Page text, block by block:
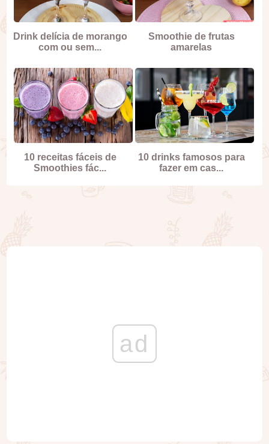
Drink delícia de morango
com ou sem...
Smoothie de frutas
amarelas
10 receitas fáceis de
Smoothies fác...
10 drinks famosos para
fazer em cas...
ad